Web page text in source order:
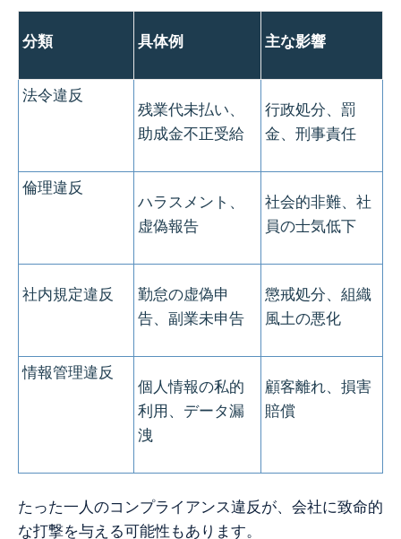
分類 具体例 主な影響
法令違反
残業代未払い、
助成金不正受給
行政処分、罰
金、刑事責任
倫理違反
ハラスメント、
虚偽報告
社会的非難、社
員の士気低下
社内規定違反
勤怠の虚偽申
告、副業未申告
懲戒処分、組織
風土の悪化
情報管理違反
個人情報の私的
利用、データ漏
洩
顧客離れ、損害
賠償
たった一人のコンプライアンス違反が、会社に致命的
な打撃を与える可能性もあります。